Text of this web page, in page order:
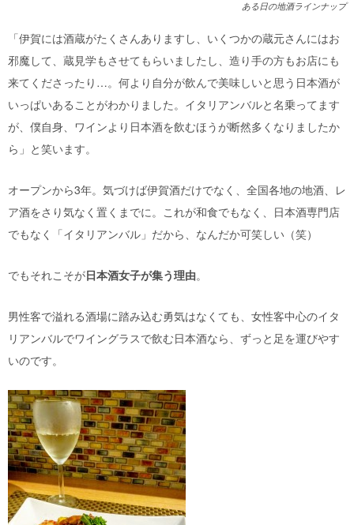
ある日の地酒ラインナップ
「伊賀には酒蔵がたくさんありますし、いくつかの蔵元さんにはお
邪魔して、蔵見学もさせてもらいましたし、造り手の方もお店にも
来てくださったり…。何より自分が飲んで美味しいと思う日本酒が
いっぱいあることがわかりました。イタリアンバルと名乗ってます
が、僕自身、ワインより日本酒を飲むほうが断然多くなりましたか
ら」と笑います。
オープンから3年。気づけば伊賀酒だけでなく、全国各地の地酒、レ
ア酒をさり気なく置くまでに。これが和食でもなく、日本酒専門店
でもなく「イタリアンバル」だから、なんだか可笑しい（笑）
でもそれこそが日本酒女子が集う理由。
男性客で溢れる酒場に踏み込む勇気はなくても、女性客中心のイタ
リアンバルでワイングラスで飲む日本酒なら、ずっと足を運びやす
いのです。